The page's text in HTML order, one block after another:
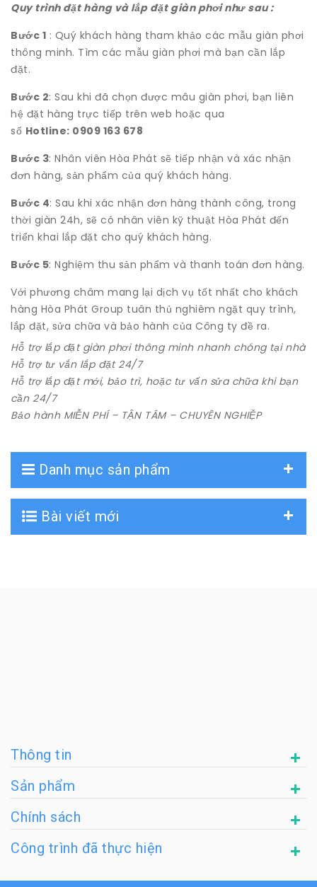
Quy trình đặt hàng và lắp đặt giàn phơi như sau :
Bước 1 : Quý khách hàng tham khảo các mẫu giàn phơi
thông minh. Tìm các mẫu giàn phơi mà bạn cần lắp
đặt.
Bước 2: Sau khi đã chọn được mâu giàn phơi, bạn liên
hệ đặt hàng trực tiếp trên web hoặc qua
số Hotline: 0909 163 678
Bước 3: Nhân viên Hòa Phát sẽ tiếp nhận và xác nhận
đơn hàng, sản phẩm của quý khách hàng.
Bước 4: Sau khi xác nhận đơn hàng thành công, trong
thời giàn 24h, sẽ có nhân viên kỹ thuật Hòa Phát đến
triển khai lắp đặt cho quý khách hàng.
Bước 5: Nghiệm thu sản phẩm và thanh toán đơn hàng.
Với phương châm mang lại dịch vụ tốt nhất cho khách
hàng Hòa Phát Group tuân thủ nghiêm ngặt quy trình,
lắp đặt, sửa chữa và bảo hành của Công ty đề ra.
Hỗ trợ lắp đặt giàn phơi thông minh nhanh chóng tại nhà
Hỗ trợ tư vắn lắp đặt 24/7
Hỗ trợ lắp đặt mới, bảo trì, hoặc tư vấn sửa chữa khi bạn
cần 24/7
Bảo hành MIỄN PHÍ – TẬN TÂM – CHUYÊN NGHIỆP
Danh mục sản phẩm
Bài viết mới
Thông tin
Sản phẩm
Chính sách
Công trình đã thực hiện